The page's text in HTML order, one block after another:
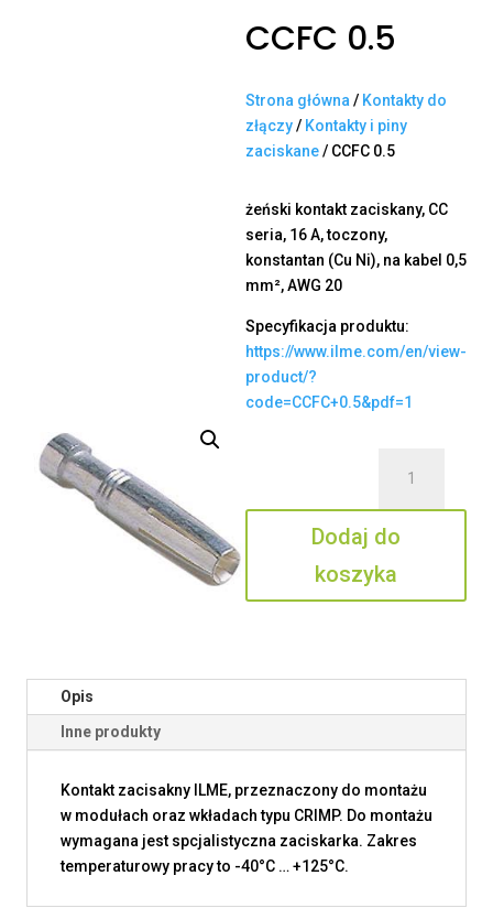
CCFC 0.5
Strona główna / Kontakty do
złączy/ Kontakty i piny
zaciskane/ CCFC 0.5
żeński kontakt zaciskany, CC
seria, 16 A, toczony,
konstantan (Cu Ni), na kabel 0,5
mm², AWG 20
Specyfikacja produktu:
https://www.ilme.com/en/view-
product/?
code=CCFC+0.5&pdf=1
CCFC
0.5
Dodaj do
koszyka
Opis
Inne produkty
Kontakt zacisakny ILME, przeznaczony do montażu
w modułach oraz wkładach typu CRIMP. Do montażu
wymagana jest spcjalistyczna zaciskarka. Zakres
temperaturowy pracy to -40°C … +125°C.